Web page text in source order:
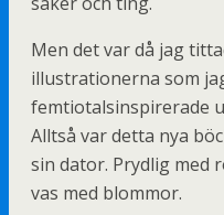
Men det var då jag
illustrationerna som
femtiotalsinspirerade
Alltså var detta nya
sin dator. Prydlig med
vas med blommor.